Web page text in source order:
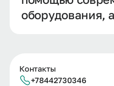
оборудования,
Контакты
+78442730346